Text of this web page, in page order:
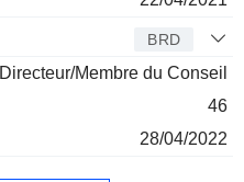
BRD
Directeur/Membre du Conseil
46
28/04/2022